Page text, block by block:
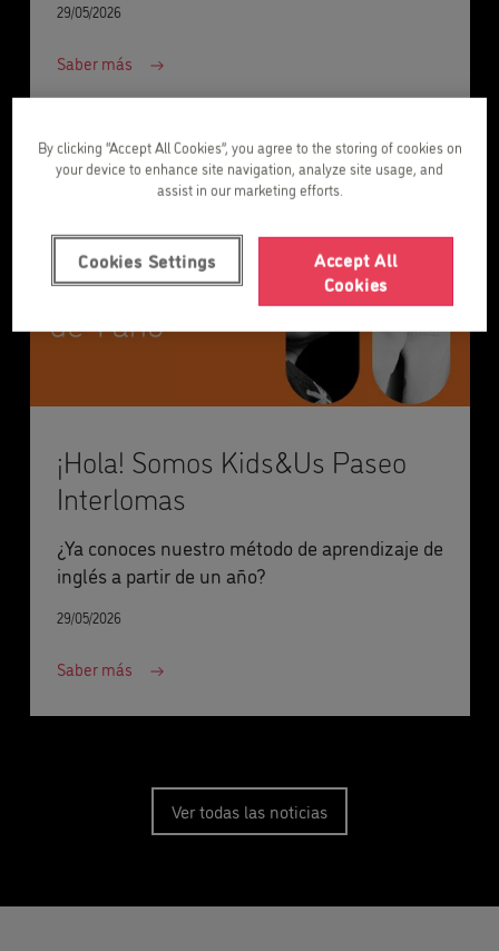
29/05/2026
Saber más
¡Hola! Somos Kids&Us Paseo
Interlomas
¿Ya conoces nuestro método de aprendizaje de
inglés a partir de un año?
29/05/2026
Saber más
Ver todas las noticias
By clicking “Accept All Cookies”, you agree to the storing of cookies on
your device to enhance site navigation, analyze site usage, and
assist in our marketing efforts.
Accept All
Cookies
Cookies Settings